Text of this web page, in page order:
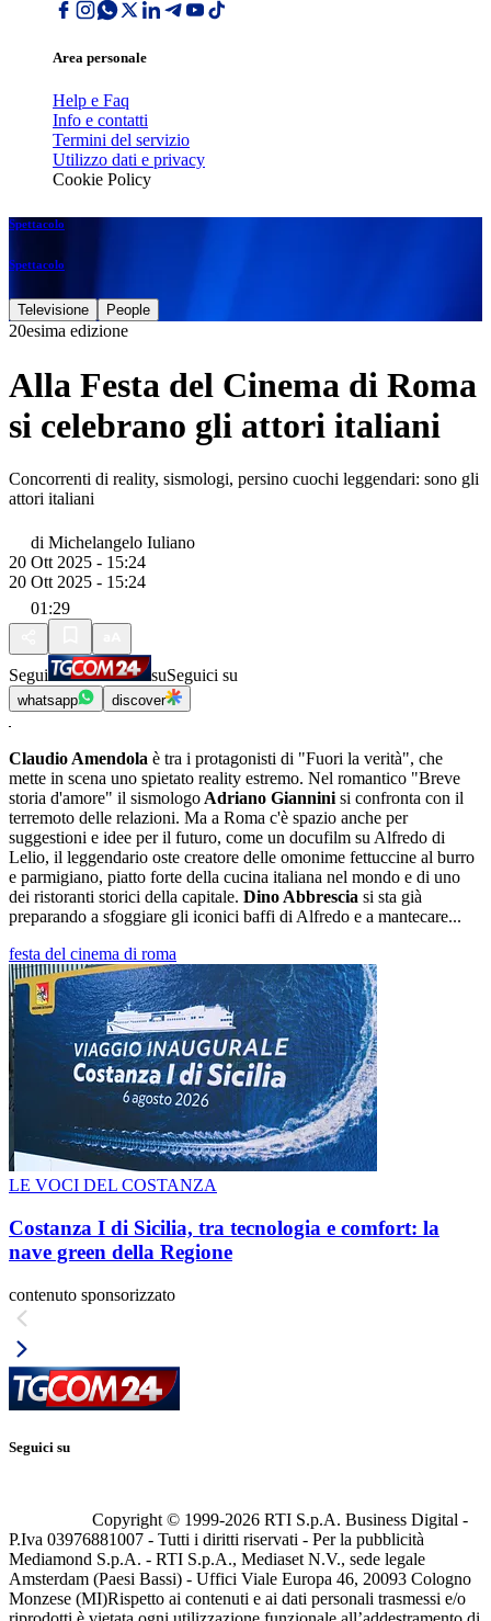
Area personale
Help e Faq
Info e contatti
Termini del servizio
Utilizzo dati e privacy
Cookie Policy
Spettacolo
Spettacolo
Televisione People
20esima edizione
Alla Festa del Cinema di Roma
si celebrano gli attori italiani
Concorrenti di reality, sismologi, persino cuochi leggendari: sono gli
attori italiani
di Michelangelo Iuliano
20 Ott 2025 - 15:24
20 Ott 2025 - 15:24
01:29
Segui suSeguici su
whatsapp discover
Claudio Amendola è tra i protagonisti di "Fuori la verità", che
mette in scena uno spietato reality estremo. Nel romantico "Breve
storia d'amore" il sismologo Adriano Giannini si confronta con il
terremoto delle relazioni. Ma a Roma c'è spazio anche per
suggestioni e idee per il futuro, come un docufilm su Alfredo di
Lelio, il leggendario oste creatore delle omonime fettuccine al burro
e parmigiano, piatto forte della cucina italiana nel mondo e di uno
dei ristoranti storici della capitale. Dino Abbrescia si sta già
preparando a sfoggiare gli iconici baffi di Alfredo e a mantecare...
festa del cinema di roma
LE VOCI DEL COSTANZA
Costanza I di Sicilia, tra tecnologia e comfort: la
nave green della Regione
contenuto sponsorizzato
Seguici su
Copyright © 1999-2026 RTI S.p.A. Business Digital -
P.Iva 03976881007 - Tutti i diritti riservati - Per la pubblicità
Mediamond S.p.A. - RTI S.p.A., Mediaset N.V., sede legale
Amsterdam (Paesi Bassi) - Uffici Viale Europa 46, 20093 Cologno
Monzese (MI)Rispetto ai contenuti e ai dati personali trasmessi e/o